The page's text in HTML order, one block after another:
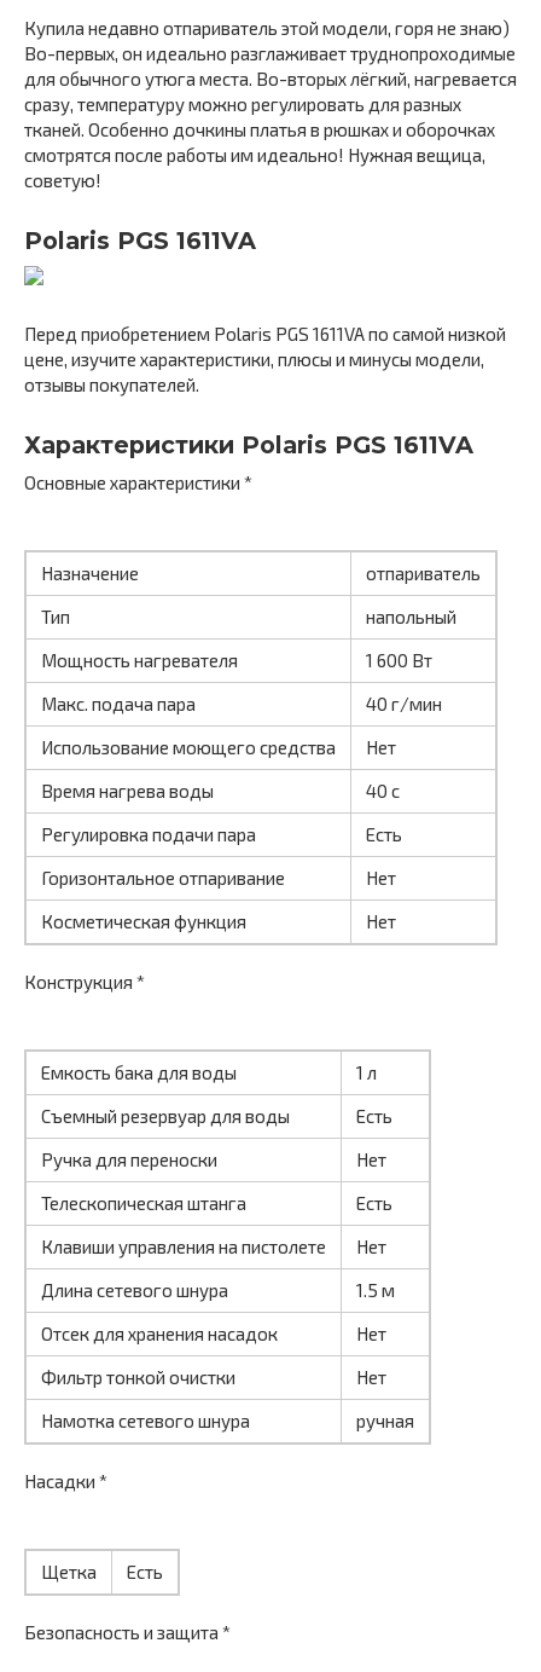
Купила недавно отпариватель этой модели, горя не знаю)
Во-первых, он идеально разглаживает труднопроходимые
для обычного утюга места. Во-вторых лёгкий, нагревается
сразу, температуру можно регулировать для разных
тканей. Особенно дочкины платья в рюшках и оборочках
смотрятся после работы им идеально! Нужная вещица,
советую!
Polaris PGS 1611VA
Перед приобретением Polaris PGS 1611VA по самой низкой
цене, изучите характеристики, плюсы и минусы модели,
отзывы покупателей.
Характеристики Polaris PGS 1611VA
Основные характеристики *
Назначение
отпариватель
Тип
напольный
Мощность нагревателя
1 600 Вт
Макс. подача пара
40 г/мин
Использование моющего средства
Нет
Время нагрева воды
40 с
Регулировка подачи пара
Есть
Горизонтальное отпаривание
Нет
Косметическая функция
Нет
Конструкция *
Емкость бака для воды
1 л
Съемный резервуар для воды
Есть
Ручка для переноски
Нет
Телескопическая штанга
Есть
Клавиши управления на пистолете
Нет
Длина сетевого шнура
1.5 м
Отсек для хранения насадок
Нет
Фильтр тонкой очистки
Нет
Намотка сетевого шнура
ручная
Насадки *
Щетка Есть
Безопасность и защита *